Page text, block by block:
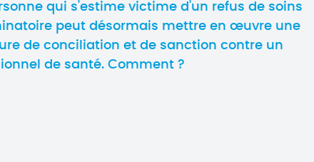
qui s'estime victime d'un refus de soins
peut désormais mettre en œuvre une
de conciliation et de sanction contre un
de santé. Comment ?